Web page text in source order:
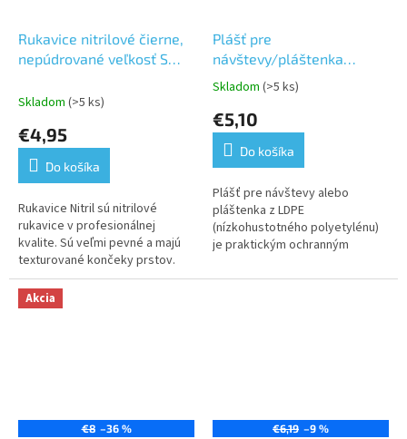
Rukavice nitrilové čierne,
nepúdrované veľkosť S
Skladom (>5 ks)
€4,95
Do košíka
Rukavice Nitril sú nitrilové
rukavice v profesionálnej
kvalite. Sú veľmi pevné a majú
texturované končeky prstov.
Rukavice nie sú púdrované a sú
obojstranné
Plášť pre
návštevy/pláštenka
/LDPE/ s kapucňou 10ks
Priemerné
produktu
5,0
5
hviezdičiek.
Skladom (>5 ks)
€5,10
Do košíka
Plášť pre návštevy alebo
pláštenka z LDPE
(nízkohustotného polyetylénu)
je praktickým ochranným
zdravotníctve, potravinárskom
Akcia
€8 –36 % €6,19 –9 %